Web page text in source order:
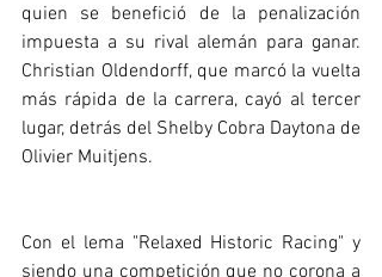
quien se benefició de la penalización
impuesta a su rival alemán para ganar.
Christian Oldendorff, que marcó la vuelta
más rápida de la carrera, cayó al tercer
lugar, detrás del Shelby Cobra Daytona de
Olivier Muitjens.
Con el lema "Relaxed Historic Racing" y
siendo una competición que no corona a